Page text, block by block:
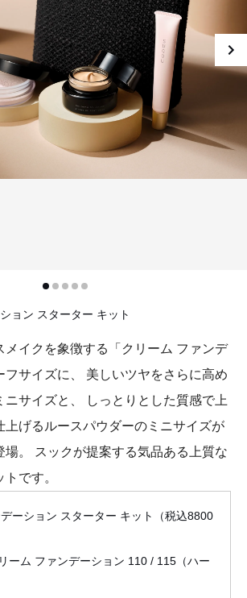
ョン スターター キット
イクを象徴する「クリーム ファンデ
フサイズに、 美しいツヤをさらに高め
ニサイズと、 しっとりとした質感で上
上げるルースパウダーのミニサイズが
場。 スックが提案する気品ある上質な
です。
ーション スターター キット（税込8800
ーム ファンデーション 110 / 115（ハー